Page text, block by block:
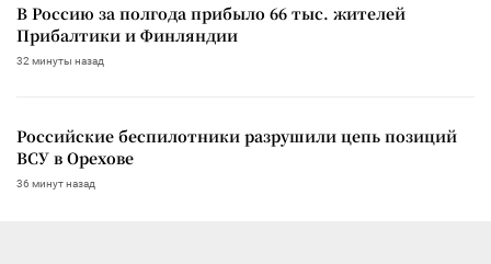
В Россию за полгода прибыло 66 тыс. жителей
Прибалтики и Финляндии
32 минуты назад
Российские беспилотники разрушили цепь позиций
ВСУ в Орехове
36 минут назад